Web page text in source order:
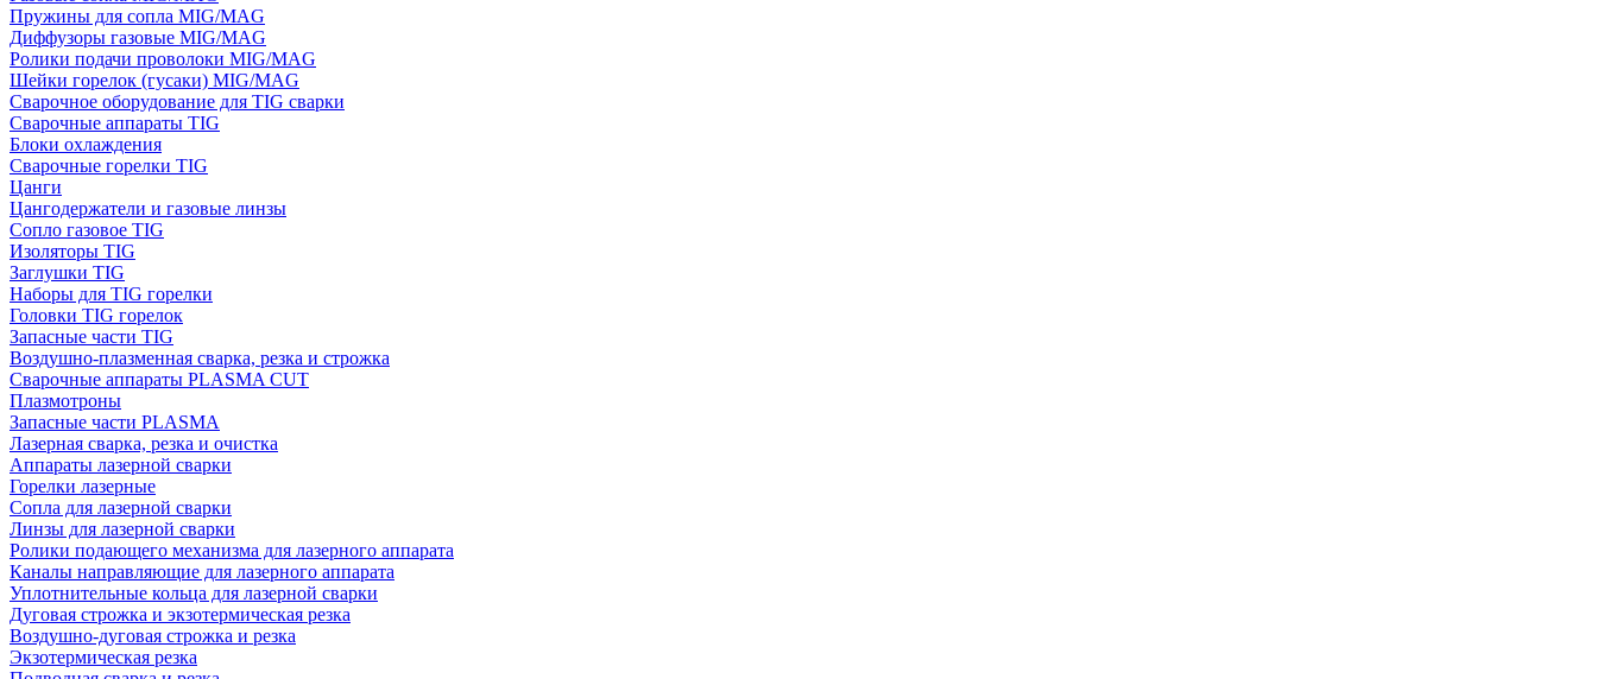
Пружины для сопла MIG/MAG
Диффузоры газовые MIG/MAG
Ролики подачи проволоки MIG/MAG
Шейки горелок (гусаки) MIG/MAG
Сварочное оборудование для TIG сварки
Сварочные аппараты TIG
Блоки охлаждения
Сварочные горелки TIG
Цанги
Цангодержатели и газовые линзы
Сопло газовое TIG
Изоляторы TIG
Заглушки TIG
Наборы для TIG горелки
Головки TIG горелок
Запасные части TIG
Воздушно-плазменная сварка, резка и строжка
Сварочные аппараты PLASMA CUT
Плазмотроны
Запасные части PLASMA
Лазерная сварка, резка и очистка
Аппараты лазерной сварки
Горелки лазерные
Сопла для лазерной сварки
Линзы для лазерной сварки
Ролики подающего механизма для лазерного аппарата
Каналы направляющие для лазерного аппарата
Уплотнительные кольца для лазерной сварки
Дуговая строжка и экзотермическая резка
Воздушно-дуговая строжка и резка
Экзотермическая резка